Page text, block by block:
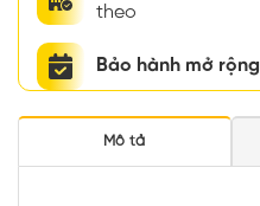
theo
Bảo hành mở rộng
Mô tả